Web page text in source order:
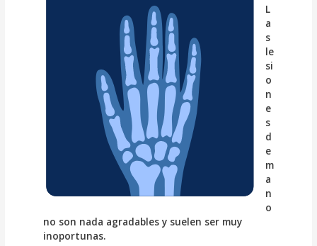
L
a
s
le
si
o
n
e
s
d
e
m
a
n
o
no son nada agradables y suelen ser muy
inoportunas.